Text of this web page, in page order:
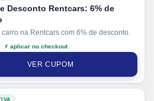
Desconto Rentcars: 6% de
na Rentcars com 6% de desconto.
⚡ aplicar no checkout
VER CUPOM